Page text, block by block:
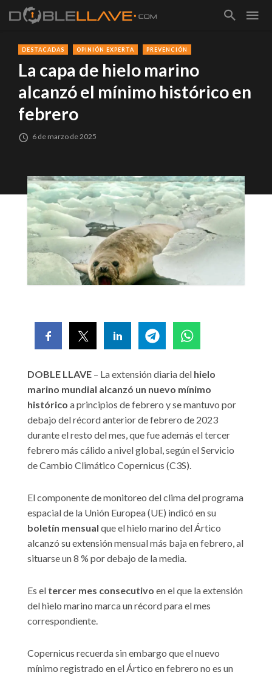
DESTACADAS OPINIÓN EXPERTA PREVENCIÓN
La capa de hielo marino
alcanzó el mínimo histórico en
febrero
6 de marzo de 2025
DOBLE LLAVE – La extensión diaria del hielo
marino mundial alcanzó un nuevo mínimo
histórico a principios de febrero y se mantuvo por
debajo del récord anterior de febrero de 2023
durante el resto del mes, que fue además el tercer
febrero más cálido a nivel global, según el Servicio
de Cambio Climático Copernicus (C3S).
El componente de monitoreo del clima del programa
espacial de la Unión Europea (UE) indicó en su
boletín mensual que el hielo marino del Ártico
alcanzó su extensión mensual más baja en febrero, al
situarse un 8 % por debajo de la media.
Es el tercer mes consecutivo en el que la extensión
del hielo marino marca un récord para el mes
correspondiente.
Copernicus recuerda sin embargo que el nuevo
mínimo registrado en el Ártico en febrero no es un